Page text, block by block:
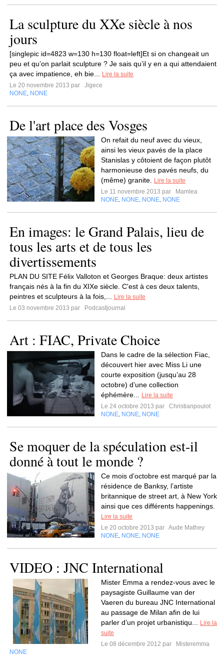
La sculpture du XXe siècle à nos
jours
[singlepic id=4823 w=130 h=130 float=left]Et si on changeait un
peu et qu’on parlait sculpture ? Je sais qu’il y en a qui attendaient
ça avec impatience, eh bie...
Lire la suite
Le 20 novembre 2013 par
Jigece
NONE NONE
De l'art place des Vosges
On refait du neuf avec du vieux,
ainsi les vieux pavés de la place
Stanislas y côtoient de façon plutôt
harmonieuse des pavés neufs, du
(même) granite.
Lire la suite
Le 11 novembre 2013 par
Mamlea
NONE NONE NONE NONE
En images: le Grand Palais, lieu de
tous les arts et de tous les
divertissements
PLAN DU SITE Félix Valloton et Georges Braque: deux artistes
français nés à la fin du XIXe siècle. C'est à ces deux talents,
peintres et sculpteurs à la fois,...
Lire la suite
Le 03 novembre 2013 par
Podcastjournal
Art : FIAC, Private Choice
Dans le cadre de la sélection Fiac,
découvert hier avec Miss Li une
courte exposition (jusqu’au 28
octobre) d’une collection
éphémère...
Lire la suite
Le 24 octobre 2013 par
Christianpoulot
NONE NONE NONE
Se moquer de la spéculation est-il
donné à tout le monde ?
Ce mois d’octobre est marqué par la
résidence de Banksy, l’artiste
britannique de street art, à New York
ainsi que ces différents happenings.
Lire la suite
Le 20 octobre 2013 par Aude Mathey
NONE NONE NONE
VIDEO : JNC International
Mister Emma a rendez-vous avec le
paysagiste Guillaume van der
Vaeren du bureau JNC International
au passage de Milan afin de lui
parler d’un projet urbanistiqu...
Lire la
suite
Le 08 décembre 2012 par
Misteremma
NONE